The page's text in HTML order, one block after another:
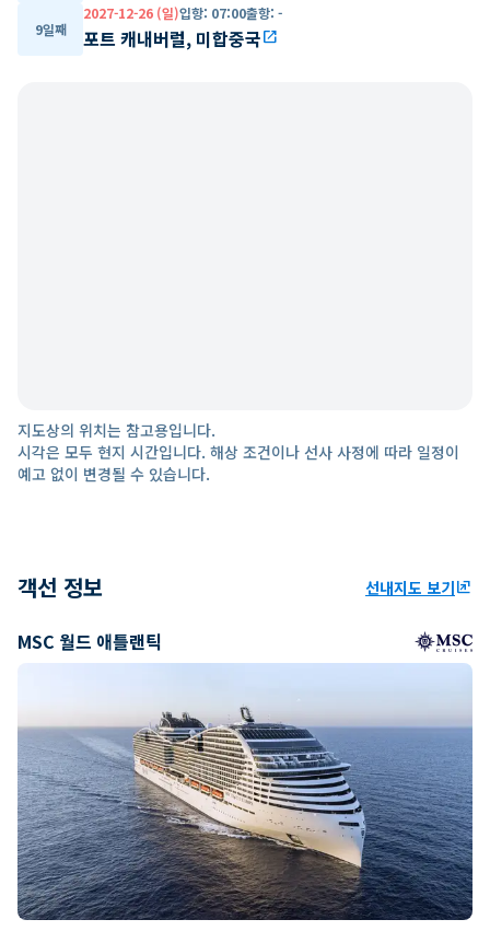
9일째
2027-12-26 (일)입항: 07:00출항: -
포트 캐내버럴, 미합중국open_in_new
지도상의 위치는 참고용입니다.
시각은 모두 현지 시간입니다. 해상 조건이나 선사 사정에 따라 일정이
예고 없이 변경될 수 있습니다.
객선 정보 선내지도 보기ungroup
MSC 월드 애틀랜틱